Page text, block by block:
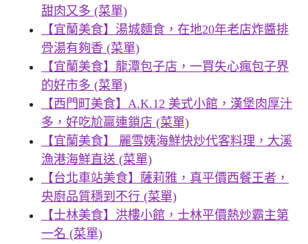
甜肉又多 (菜單)
【宜蘭美食】湯城麵食，在地20年老店炸醬排
骨湯有夠香 (菜單)
【宜蘭美食】龍潭包子店，一買失心瘋包子界
的好市多 (菜單)
【西門町美食】A.K.12 美式小館，漢堡肉厚汁
多，好吃尬贏連鎖店 (菜單)
【宜蘭美食】 麗雪姨海鮮快炒代客料理，大溪
漁港海鮮直送 (菜單)
【台北車站美食】薩莉雅，真平價西餐王者，
央廚品質穩到不行 (菜單)
【士林美食】洪樓小館，士林平價熱炒霸主第
一名 (菜單)